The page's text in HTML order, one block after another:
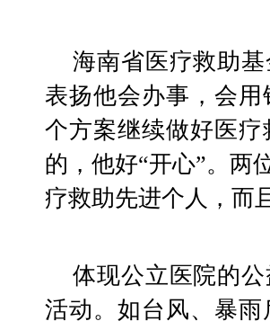
    海南省医疗救助基金会理事长朱继法和秘书长范廉君
表扬他会办事，会
个方案继续做好医
的，他好“开心”。两
疗救助先进个人，而
    体现公立医院的公益性，医院每年都会开展一些公益
活动。如台风、暴